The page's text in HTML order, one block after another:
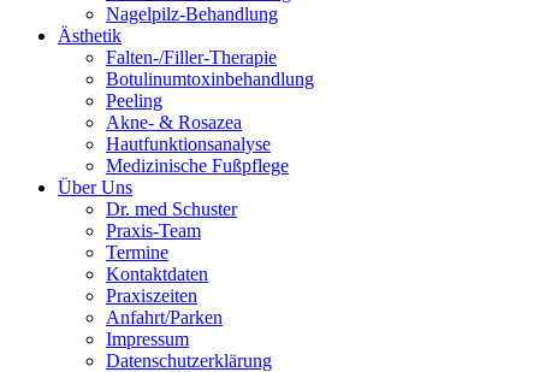
Nagelpilz-Behandlung
Ästhetik
Falten-/Filler-Therapie
Botulinumtoxinbehandlung
Peeling
Akne- & Rosazea
Hautfunktionsanalyse
Medizinische Fußpflege
Über Uns
Dr. med Schuster
Praxis-Team
Termine
Kontaktdaten
Praxiszeiten
Anfahrt/Parken
Impressum
Datenschutzerklärung